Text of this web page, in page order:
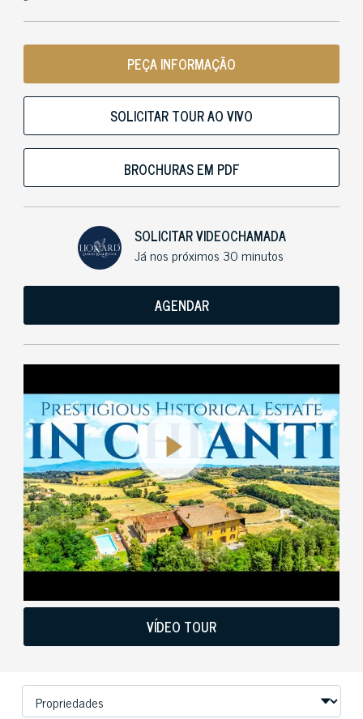
PEÇA INFORMAÇÃO
SOLICITAR TOUR AO VIVO
BROCHURAS EM PDF
SOLICITAR VIDEOCHAMADA
Já nos próximos 30 minutos
AGENDAR
VÍDEO TOUR